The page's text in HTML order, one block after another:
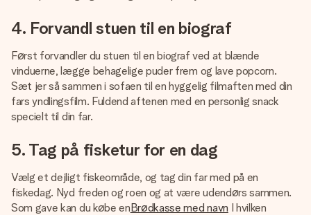
4. Forvandl stuen til en biograf
Først forvandler du stuen til en biograf ved at blænde
vinduerne, lægge behagelige puder frem og lave popcorn.
Sæt jer så sammen i sofaen til en hyggelig filmaften med din
fars yndlingsfilm. Fuldend aftenen med en personlig snack
specielt til din far.
5. Tag på fisketur for en dag
Vælg et dejligt fiskeområde, og tag din far med på en
fiskedag. Nyd freden og roen og at være udendørs sammen.
Som gave kan du købe enBrødkasse med navn I hvilken